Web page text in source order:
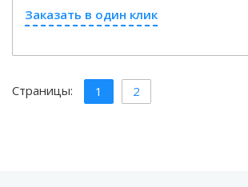
Заказать в один клик
Страницы: 1 2